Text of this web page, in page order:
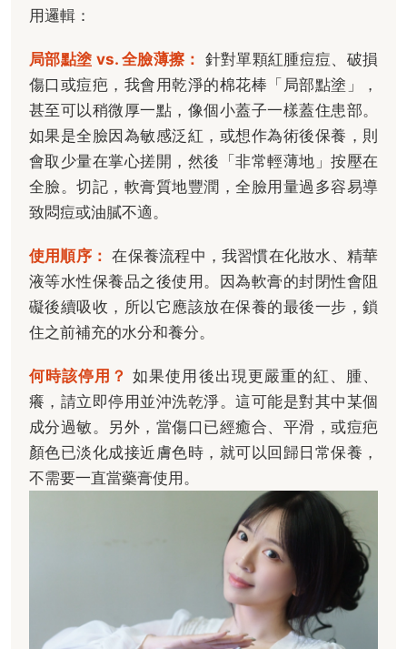
用邏輯：
局部點塗 vs. 全臉薄擦： 針對單顆紅腫痘痘、破損
傷口或痘疤，我會用乾淨的棉花棒「局部點塗」，
甚至可以稍微厚一點，像個小蓋子一樣蓋住患部。
如果是全臉因為敏感泛紅，或想作為術後保養，則
會取少量在掌心搓開，然後「非常輕薄地」按壓在
全臉。切記，軟膏質地豐潤，全臉用量過多容易導
致悶痘或油膩不適。
使用順序： 在保養流程中，我習慣在化妝水、精華
液等水性保養品之後使用。因為軟膏的封閉性會阻
礙後續吸收，所以它應該放在保養的最後一步，鎖
住之前補充的水分和養分。
何時該停用？ 如果使用後出現更嚴重的紅、腫、
癢，請立即停用並沖洗乾淨。這可能是對其中某個
成分過敏。另外，當傷口已經癒合、平滑，或痘疤
顏色已淡化成接近膚色時，就可以回歸日常保養，
不需要一直當藥膏使用。